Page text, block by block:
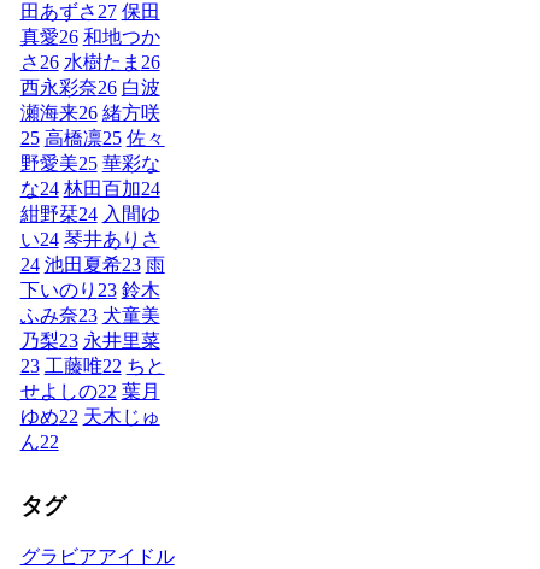
田あずさ27 保田
真愛26 和地つか
さ26 水樹たま 26
西永彩奈26 白波
瀬海来26 緒方咲
25 高橋凛25 佐々
野愛美25 華彩な
な24 林田百加24
紺野栞24 入間ゆ
い24 琴井ありさ
24 池田夏希23 雨
下いのり 23 鈴木
ふみ奈23 犬童美
乃梨23 永井里菜
23 工藤唯22 ちと
せよしの22 葉月
ゆめ22 天木じゅ
ん22
タグ
グラビアアイドル